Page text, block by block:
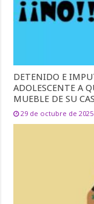
DETENIDO E
ADOLESCENTE A
MUEBLE DE SU
29 de octubre de 2025